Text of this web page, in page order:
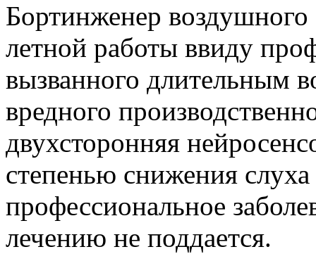
Бортинженер воздушного
летной работы ввиду
вызванного длительным
вредного
двухсторонняя
степенью снижения
профессиональное
лечению не поддается.